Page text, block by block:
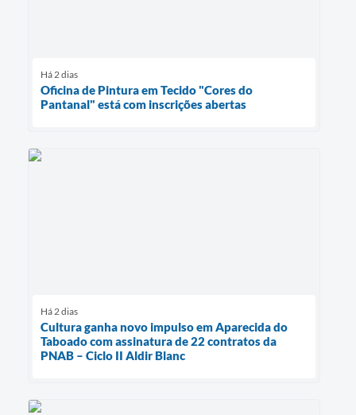
Há 2 dias
Oficina de Pintura em Tecido "Cores do
Pantanal" está com inscrições abertas
Há 2 dias
Cultura ganha novo impulso em Aparecida do
Taboado com assinatura de 22 contratos da
PNAB – Ciclo II Aldir Blanc